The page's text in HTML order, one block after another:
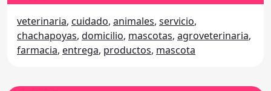
veterinaria, cuidado, animales, servicio,
chachapoyas, domicilio, mascotas, agroveterinaria,
farmacia, entrega, productos, mascota